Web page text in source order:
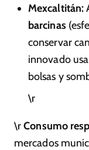
Mexcaltitán:
barcinas
conservar
innovado
bolsas y
\r
\rConsumo
mercados